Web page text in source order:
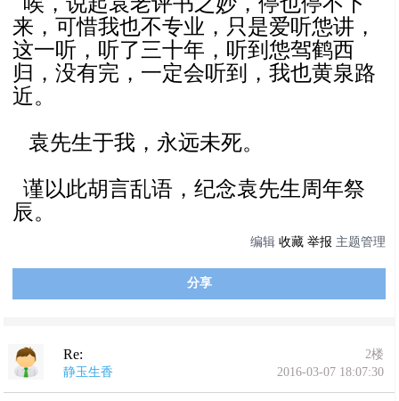
来，可惜我也不专业，只是爱听怹讲，
这一听，听了三十年，听到怹驾鹤西
归，没有完，一定会听到，我也黄泉路
近。
袁先生于我，永远未死。
谨以此胡言乱语，纪念袁先生周年祭
辰。
编辑 收藏 举报 主题管理
分享
Re:
2楼
静玉生香
2016-03-07 18:07:30